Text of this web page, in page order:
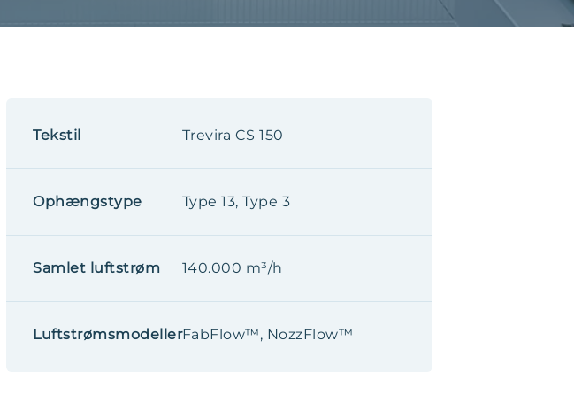
Tekstil Trevira CS 150
Ophængstype Type 13, Type 3
Samlet luftstrøm 140.000 m³/h
LuftstrømsmodellerFabFlow™, NozzFlow™